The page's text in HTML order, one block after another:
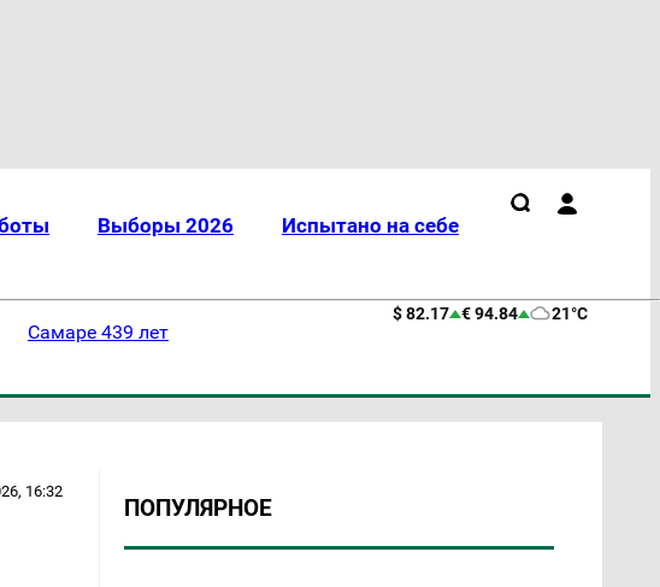
Выборы 2026 Испытано на себе
Самаре 439 лет
$ 82.17 € 94.84 21°C
16:32
ПОПУЛЯРНОЕ